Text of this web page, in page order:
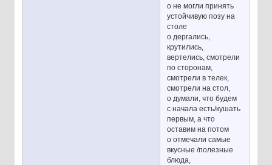
o не могли принять
устойчивую позу на
столе
o дергались,
крутились,
вертелись, смотрели
по сторонам,
смотрели в телек,
смотрели на стол,
o думали, что будем
с начала есть/кушать
первым, а что
оставим на потом
o отмечали самые
вкусные /полезные
блюда,